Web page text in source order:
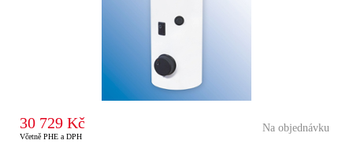
30 729 Kč
Včetně PHE a DPH
Na objednávku